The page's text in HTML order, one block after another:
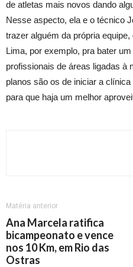
de atletas mais novos dando
Nesse aspecto, ela e o técnico
trazer alguém da própria
Lima, por exemplo, pra bater
profissionais de áreas ligadas à
planos são os de iniciar a
para que haja um melhor
Matéria anterior
Ana Marcela ratifica
bicampeonato e vence
nos 10 Km, em Rio das
Ostras